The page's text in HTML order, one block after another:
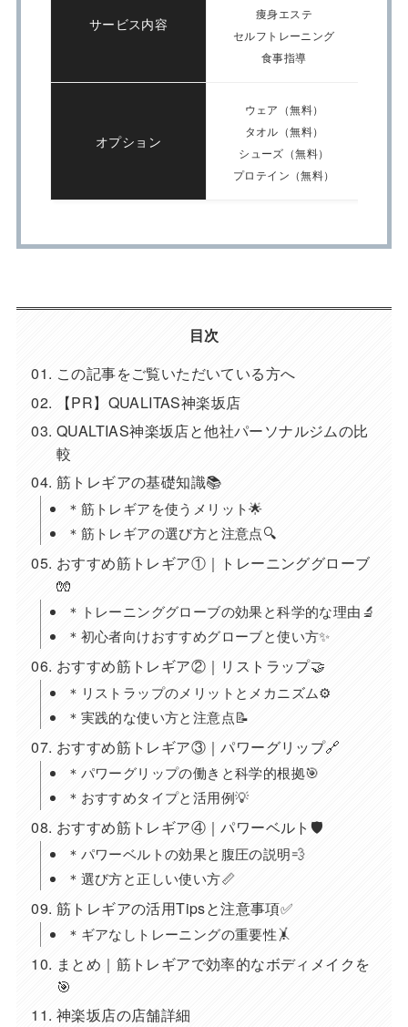
サービス内容
痩身エステ
セルフトレーニング
食事指導
オプション
ウェア（無料）
タオル（無料）
シューズ（無料）
プロテイン（無料）
目次
この記事をご覧いただいている方へ
【PR】QUALITAS神楽坂店
QUALTIAS神楽坂店と他社パーソナルジムの比
較
筋トレギアの基礎知識📚
＊筋トレギアを使うメリット🌟
＊筋トレギアの選び方と注意点🔍
おすすめ筋トレギア①｜トレーニンググローブ
🧤
＊トレーニンググローブの効果と科学的な理由🔬
＊初心者向けおすすめグローブと使い方✨
おすすめ筋トレギア②｜リストラップ🤝
＊リストラップのメリットとメカニズム⚙️
＊実践的な使い方と注意点📝
おすすめ筋トレギア③｜パワーグリップ🔗
＊パワーグリップの働きと科学的根拠🎯
＊おすすめタイプと活用例💡
おすすめ筋トレギア④｜パワーベルト🛡️
＊パワーベルトの効果と腹圧の説明💨
＊選び方と正しい使い方📏
筋トレギアの活用Tipsと注意事項✅
＊ギアなしトレーニングの重要性🤸
まとめ｜筋トレギアで効率的なボディメイクを
🎯
神楽坂店の店舗詳細